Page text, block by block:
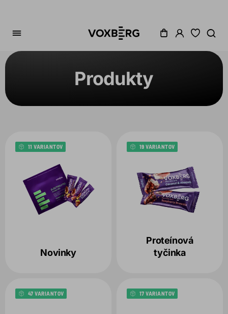
Produkty
Novinky
11 VARIANTOV
Proteínová
tyčinka
19 VARIANTOV
47 VARIANTOV 17 VARIANTOV
Cena
Akcia
Dostupné
Produkt